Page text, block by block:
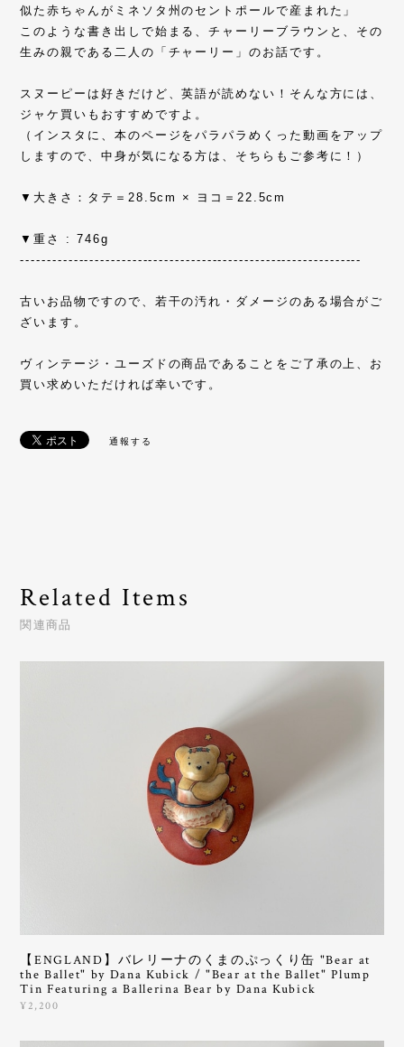
似た赤ちゃんがミネソタ州のセントポールで産まれた」
このような書き出しで始まる、チャーリーブラウンと、その
生みの親である二人の「チャーリー」のお話です。
スヌーピーは好きだけど、英語が読めない！そんな方には、
ジャケ買いもおすすめですよ。
（インスタに、本のページをパラパラめくった動画をアップ
しますので、中身が気になる方は、そちらもご参考に！）
▼大きさ：タテ＝28.5cm × ヨコ＝22.5cm
▼重さ : 746g
----------------------------------------------------------------
古いお品物ですので、若干の汚れ・ダメージのある場合がご
ざいます。
ヴィンテージ・ユーズドの商品であることをご了承の上、お
買い求めいただければ幸いです。
通報する
Related Items
関連商品
【ENGLAND】バレリーナのくまのぷっくり缶 "Bear at
the Ballet" by Dana Kubick / "Bear at the Ballet" Plump
Tin Featuring a Ballerina Bear by Dana Kubick
¥2,200